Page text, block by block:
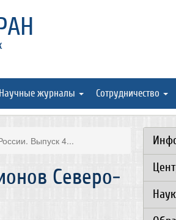
Научные журналы Сотрудничество
Выпуск 4...
Северо-